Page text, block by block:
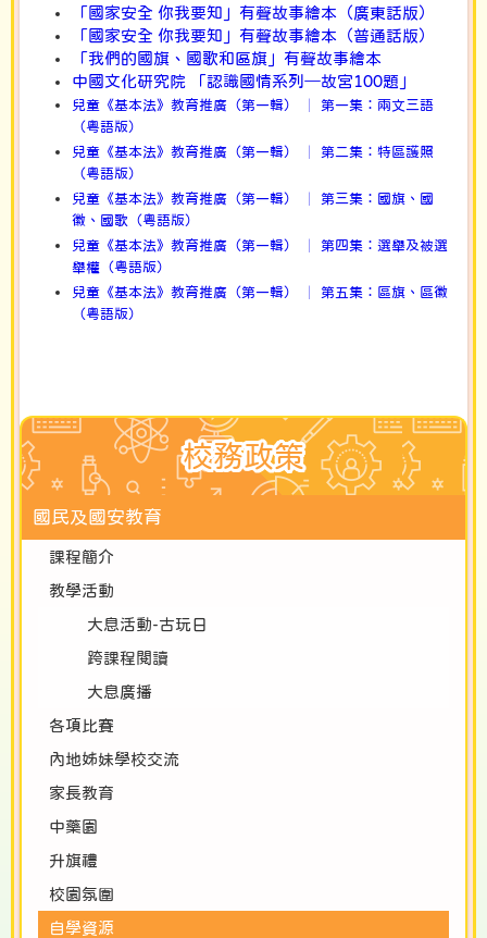
「國家安全 你我要知」有聲故事繪本（廣東話版）
「國家安全 你我要知」有聲故事繪本（普通話版）
「我們的國旗、國歌和區旗」有聲故事繪本
中國文化研究院
「認識國情系列─故宮 100題」
兒童《基本法》教育推廣（第一輯） │ 第一集：兩文三語
（粵語版）
兒童《基本法》教育推廣（第一輯） │ 第二集：特區護照
（粵語版）
兒童《基本法》教育推廣（第一輯） │ 第三集：國旗、國
徽、國歌（粵語版）
兒童《基本法》教育推廣（第一輯） │ 第四集：選舉及被選
舉權（粵語版）
兒童《基本法》教育推廣（第一輯） │ 第五集：區旗、區徽
（粵語版）
校務政策
國民及國安教育
課程簡介
教學活動
大息活動-古玩日
跨課程閱讀
大息廣播
各項比賽
內地姊妹學校交流
家長教育
中藥園
升旗禮
校園氛圍
自學資源